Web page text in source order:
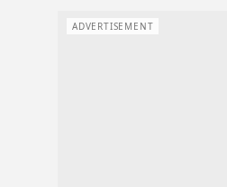
ADVERTISEMENT